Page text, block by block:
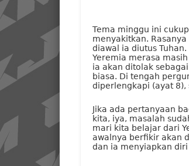
Tema minggu ini
menyakitkan.
diawal ia diutus
Yeremia merasa
ia akan ditolak
biasa. Di tengah
diperlengkapi (ayat
Jika ada pertanyaan
kita, iya, masalah
mari kita belajar dari
awalnya berfikir akan
dan ia menyiapkan